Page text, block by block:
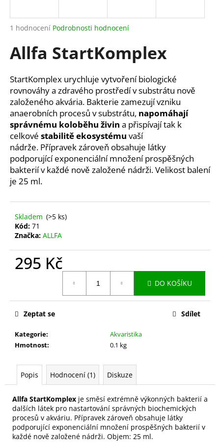
Průměrné
produktu
je
z
5
hvězdiček.
1 hodnocení Podrobnosti hodnocení
Allfa StartKomplex
StartKomplex urychluje vytvoření biologické
rovnováhy a zdravého prostředí v substrátu nově
založeného akvária. Bakterie zamezují vzniku
anaerobních procesů v substrátu, napomáhají
správnému koloběhu živin a přispívají tak k
celkové stabilitě ekosystému vaší
nádrže. Přípravek zároveň obsahuje látky
podporující exponenciální množení prospěšných
bakterií v každé nově založené nádrži.Velikost balení
je 25 ml.
Skladem (>5 ks)
Kód: 71
Značka: ALLFA
295 Kč
DO KOŠÍKU
Kategorie:
Akvaristika
Hmotnost: 0.1 kg
Zeptat se Sdílet
Popis Hodnocení (1) Diskuze
Allfa StartKomplex je směsí extrémně výkonných bakterií a
dalších látek pro nastartování správných biochemických
procesů v akváriu. Přípravek zároveň obsahuje látky
podporující exponenciální množení prospěšných bakterií v
každé nově založené nádrži. Objem: 25 ml.
j
t
?
HLEDAT
D
o
p
o
r
u
u
m
MIKROPRVKY
Kč